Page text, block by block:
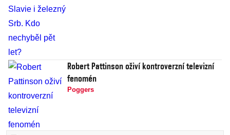
Robert Pattinson oživí kontroverzní televizní
fenomén
Poggers